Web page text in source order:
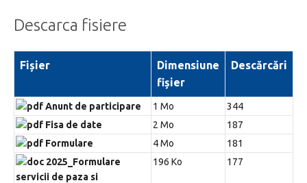
Descarca fisiere
Fișier
Dimensiune
fișier
Descărcări
Anunt de participare 1 Mo
344
Fisa de date
2 Mo
187
Formulare
4 Mo
181
2025_Formulare
servicii de paza si
196 Ko 177